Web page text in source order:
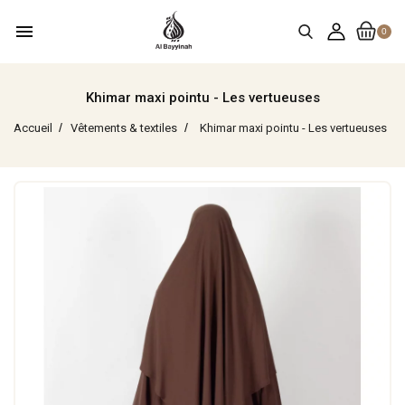
0
menu
Khimar maxi pointu - Les vertueuses
Accueil Vêtements & textiles Khimar maxi pointu - Les vertueuses